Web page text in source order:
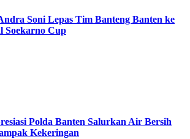
Soni Lepas Tim Banteng Banten ke
Soekarno Cup
Polda Banten Salurkan Air Bersih
Kekeringan